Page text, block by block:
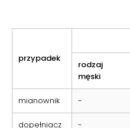
przypadek
rodzaj
męski
mianownik -
dopełniacz -